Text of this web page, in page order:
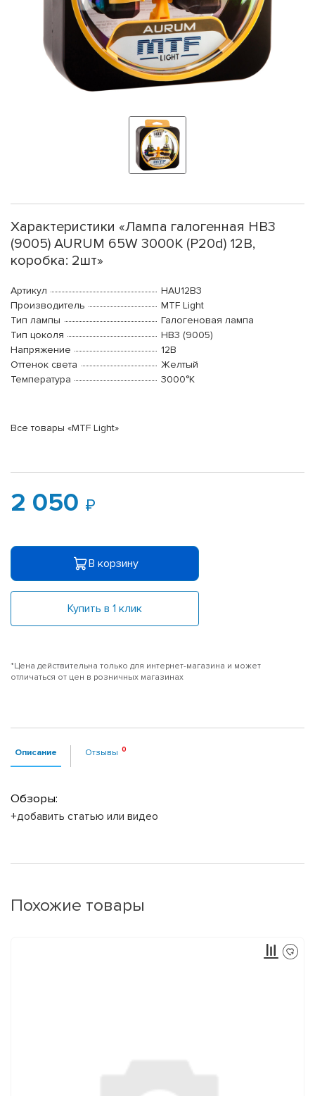
Характеристики «Лампа галогенная HB3
(9005) AURUM 65W 3000K (P20d) 12В,
коробка: 2шт»
Артикул
HAU12B3
Производитель
MTF Light
Тип лампы
Галогеновая лампа
Тип цоколя
HB3 (9005)
Напряжение
12В
Оттенок света
Желтый
Температура
3000°K
Все товары «MTF Light»
2 050
В корзину
Купить в 1 клик
*Цена действительна только для интернет-магазина и может
отличаться от цен в розничных магазинах
Описание Отзывы
Обзоры:
+добавить статью или видео
Похожие товары